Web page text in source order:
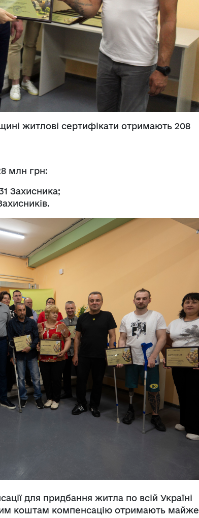
житлові сертифікати отримають 208
млн грн:
Захисника;
для придбання житла по всій Україні
коштам компенсацію отримають майже